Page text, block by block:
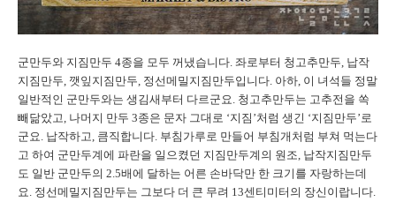
군만두와 지짐만두 4종을 모두 꺼냈습니다. 좌로부터 청고추만두, 납작
지짐만두, 깻잎지짐만두, 정선메밀지짐만두입니다. 아하, 이 녀석들 정말
일반적인 군만두와는 생김새부터 다르군요. 청고추만두는 고추전을 쏙
빼닮았고, 나머지 만두 3종은 문자 그대로 ‘지짐’처럼 생긴 ‘지짐만두’로
군요. 납작하고, 큼직합니다. 부침가루로 만들어 부침개처럼 부쳐 먹는다
고 하여 군만두계에 파란을 일으켰던 지짐만두계의 원조, 납작지짐만두
도 일반 군만두의 2.5배에 달하는 어른 손바닥만 한 크기를 자랑하는데
요. 정선메밀지짐만두는 그보다 더 큰 무려 13센티미터의 장신이랍니다.